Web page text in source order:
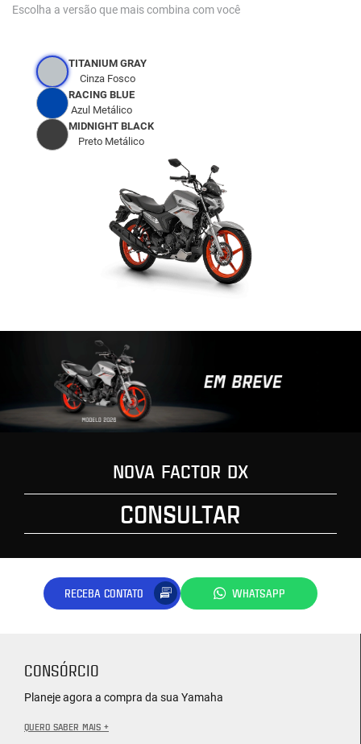
Escolha a versão que mais combina com você
TITANIUM GRAY
Cinza Fosco
RACING BLUE
Azul Metálico
MIDNIGHT BLACK
Preto Metálico
NOVA FACTOR DX
CONSULTAR
RECEBA CONTATO WHATSAPP
CONSÓRCIO
Planeje agora a compra da sua Yamaha
QUERO SABER MAIS +